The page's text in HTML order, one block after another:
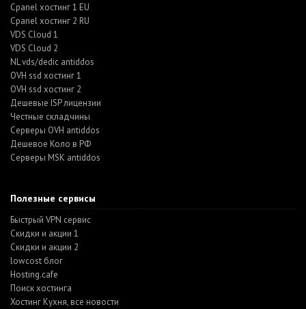
Cpanel хостинг 1 EU
Cpanel хостинг 2 RU
VDS Cloud 1
VDS Cloud 2
NL vds/dedic antiddos
OVH ssd хостинг 1
OVH ssd хостинг 2
Дешевые ISP лицензии
Честные складчины
Серверы OVH antiddos
Дешевое Коло в РФ
Серверы MSK antiddos
Полезные сервисы
Быстрый VPN сервис
Скидки и акции 1
Скидки и акции 2
lowcost блог
Hosting.cafe
Поиск хостинга
Хостинг Кухня, все новости